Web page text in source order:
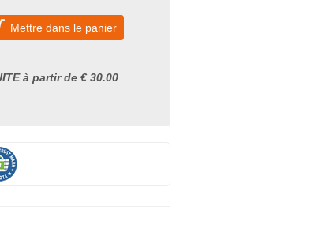
Mettre dans le panier
à partir de € 30.00